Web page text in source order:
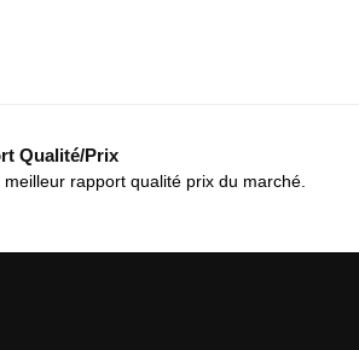
Qualité/Prix
rapport qualité prix du marché.